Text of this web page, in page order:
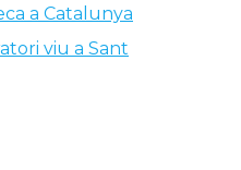
a Catalunya
viu a Sant